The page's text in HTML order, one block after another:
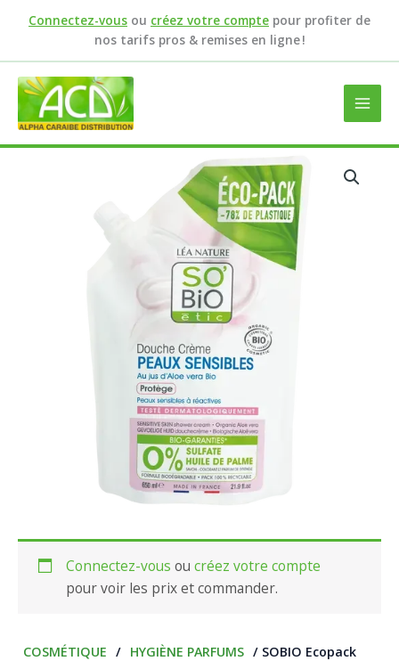
Connectez-vous ou créez votre compte pour profiter de
nos tarifs pros & remises en ligne !
Connectez-vous oucréez votre compte
pour voir les prix et commander.
COSMÉTIQUE / HYGIÈNE PARFUMS / SOBIO Ecopack